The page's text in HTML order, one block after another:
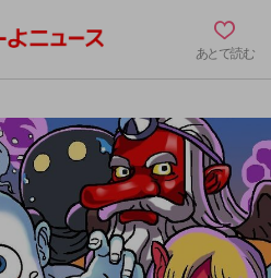
あとで読む